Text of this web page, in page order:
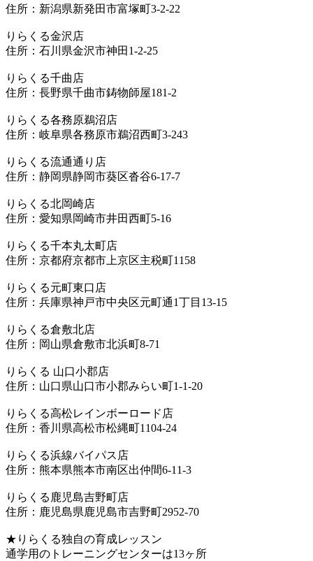
住所：新潟県新発田市富塚町3-2-22
りらくる金沢店
住所：石川県金沢市神田1-2-25
りらくる千曲店
住所：長野県千曲市鋳物師屋181-2
りらくる各務原鵜沼店
住所：岐阜県各務原市鵜沼西町3-243
りらくる流通通り店
住所：静岡県静岡市葵区沓谷6-17-7
りらくる北岡崎店
住所：愛知県岡崎市井田西町5-16
りらくる千本丸太町店
住所：京都府京都市上京区主税町1158
りらくる元町東口店
住所：兵庫県神戸市中央区元町通1丁目13-15
りらくる倉敷北店
住所：岡山県倉敷市北浜町8-71
りらくる 山口小郡店
住所：山口県山口市小郡みらい町1-1-20
りらくる高松レインボーロード店
住所：香川県高松市松縄町1104-24
りらくる浜線バイパス店
住所：熊本県熊本市南区出仲間6-11-3
りらくる鹿児島吉野町店
住所：鹿児島県鹿児島市吉野町2952-70
★りらくる独自の育成レッスン
通学用のトレーニングセンターは13ヶ所